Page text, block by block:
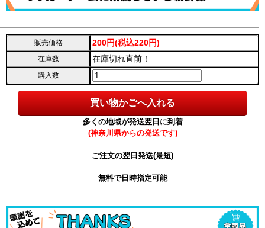
販売価格 200円(税込220円)
在庫数 在庫切れ直前！
購入数
多くの地域が発送翌日に到着
(神奈川県からの発送です)
ご注文の翌日発送(最短)
無料で日時指定可能